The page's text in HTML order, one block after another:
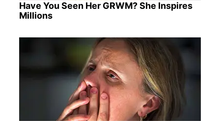
Have You Seen Her GRWM? She Inspires
Millions